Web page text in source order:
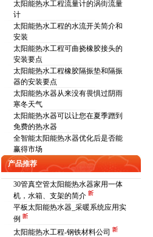
太阳能热水工程流量计的涡街流量
计
太阳能热水工程的水流开关简介和
安装
太阳能热水工程可曲挠橡胶接头的
安装要点
太阳能热水工程橡胶隔振垫和隔振
器的安装要点
太阳能热水器从来没有畏惧过阴雨
寒冬天气
太阳能热水器可以让您在夏季蹭到
免费的热水器
全智能太阳能热水器优化后是否能
赢得市场
产品推荐
30管真空管太阳能热水器家用一体
机，水箱、支架的简介
平板太阳能热水器_采暖系统应用实
例
太阳能热水工程-钢铁材料公司